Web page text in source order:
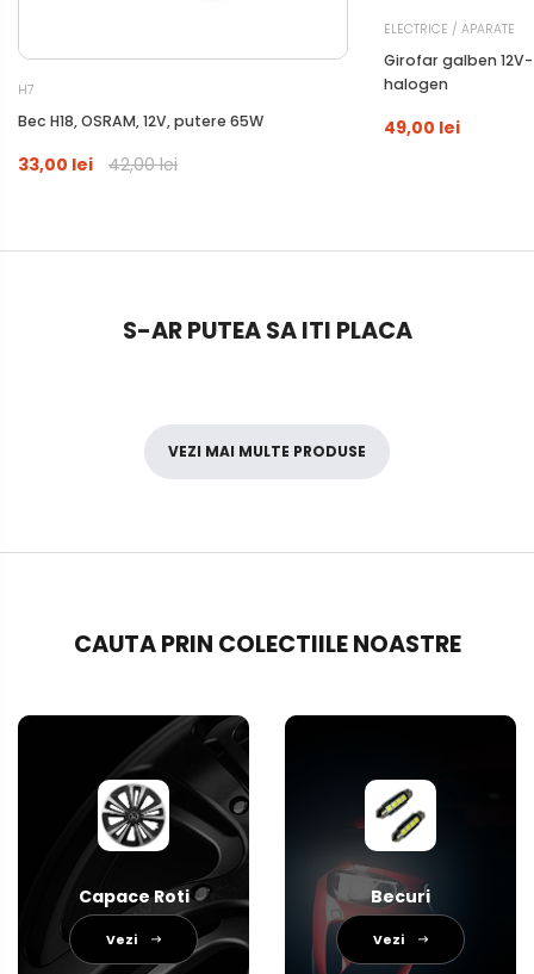
H7
Bec H18, OSRAM, 12V, putere 65W
33,00 lei 42,00 lei
ELECTRICE / APARATE
Girofar galben
halogen
49,00 lei
S-AR PUTEA SA ITI PLACA
VEZI MAI MULTE PRODUSE
CAUTA PRIN COLECTIILE NOASTRE
Capace Roti
Vezi
Becuri
Vezi